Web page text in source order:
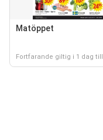
Matöppet
Fortfarande giltig i 1 dag till